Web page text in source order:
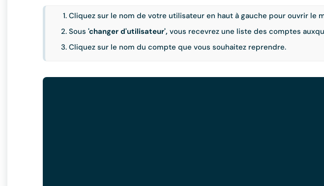
Cliquez sur le nom de votre utilisateur en haut à gauche pour ouvrir le
Sous 'changer d'utilisateur', vous recevrez une liste des comptes
Cliquez sur le nom du compte que vous souhaitez reprendre.